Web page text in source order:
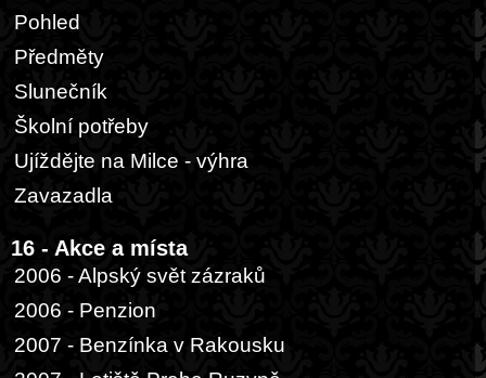
Pohled
Předměty
Slunečník
Školní potřeby
Ujíždějte na Milce - výhra
Zavazadla
16 - Akce a místa
2006 - Alpský svět zázraků
2006 - Penzion
2007 - Benzínka v Rakousku